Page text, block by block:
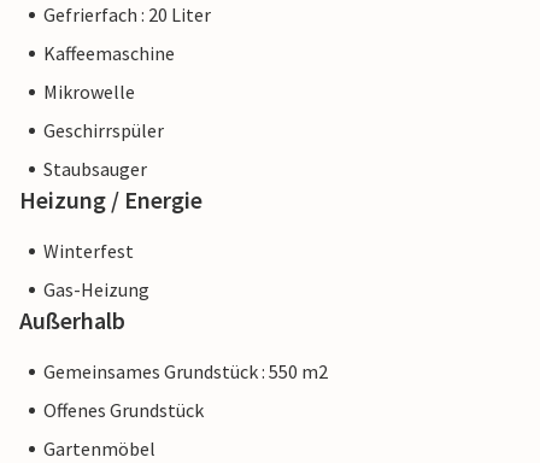
Gefrierfach : 20 Liter
Kaffeemaschine
Mikrowelle
Geschirrspüler
Staubsauger
Heizung / Energie
Winterfest
Gas-Heizung
Außerhalb
Gemeinsames Grundstück : 550 m2
Offenes Grundstück
Gartenmöbel